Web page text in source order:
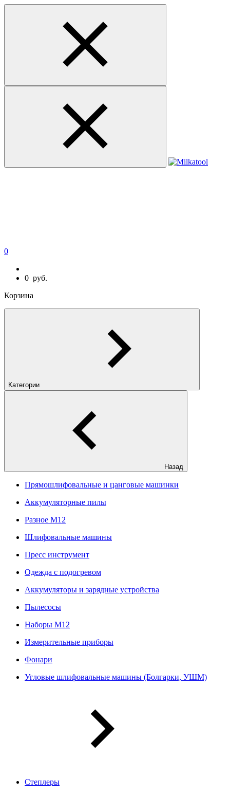
0
0 руб.
Корзина
Категории
Назад
Прямошлифовальные и цанговые машинки
Аккумуляторные пилы
Разное M12
Шлифовальные машины
Пресс инструмент
Одежда с подогревом
Аккумуляторы и зарядные устройства
Пылесосы
Наборы М12
Измерительные приборы
Фонари
Угловые шлифовальные машины (Болгарки, УШМ)
Степлеры